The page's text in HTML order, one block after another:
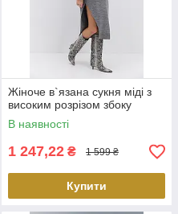
Жіноче в`язана сукня міді з
високим розрізом збоку
В наявності
1 247,22 ₴ 1 599 ₴
Купити